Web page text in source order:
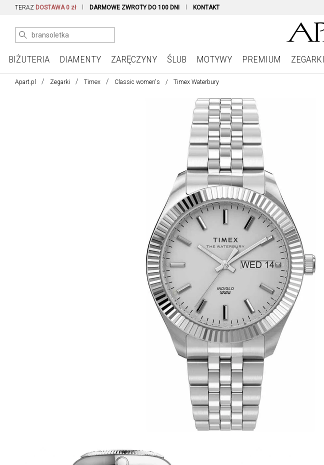
TERAZ DOSTAWA 0 zł DARMOWE ZWROTY DO 100 DNI KONTAKT
BIŻUTERIA DIAMENTY ZARĘCZYNY ŚLUB MOTYWY PREMIUM ZEGARKI
Apart.pl Zegarki Timex Classic women's Timex Waterbury